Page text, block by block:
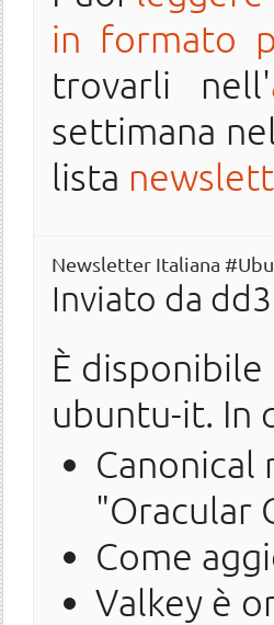
in formato
trovarli nell'
settimana
lista
Newsletter Italiana
Inviato da
È
ubuntu-it. In
Canonical
"Oracular
Come
Valkey è